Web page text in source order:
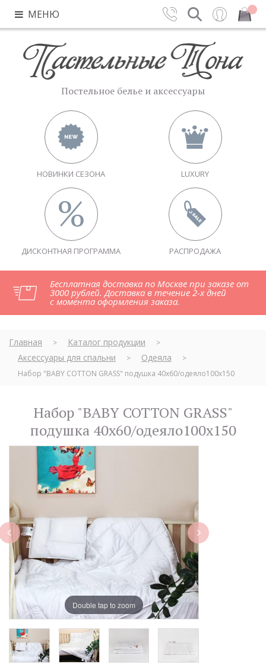
МЕНЮ Вход Закрыть
Постельное белье и аксессуары
НОВИНКИ СЕЗОНА LUXURY
ДИСКОНТНАЯ ПРОГРАММА РАСПРОДАЖА
Бесплатная доставка по Москве при заказе от
3000 рублей. Доставка в течение 2-х дней
с момента оформления заказа.
Главная > Каталог продукции >
Аксессуары для спальни > Одеяла
>
Набор "BABY COTTON GRASS" подушка 40х60/одеяло100х150
Набор "BABY COTTON GRASS"
подушка 40х60/одеяло100х150
Double tap to zoom
next